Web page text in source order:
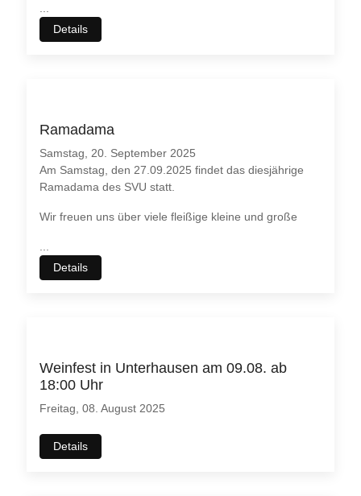
Details
Ramadama
Samstag, 20. September 2025
Am Samstag, den 27.09.2025 findet das diesjährige
Ramadama des SVU statt.
Wir freuen uns über viele fleißige kleine und große
Details
Weinfest in Unterhausen am 09.08. ab
18:00 Uhr
Freitag, 08. August 2025
Details